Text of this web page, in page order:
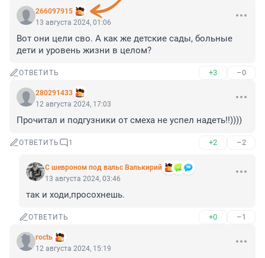
266097915
13 августа 2024, 01:06
Вот они цели сво. А как же детские сады, больные
дети и уровень жизни в целом?
ОТВЕТИТЬ +3 –0
280291433
12 августа 2024, 17:03
Прочитал и подгузники от смеха не успел надеть!!))))
ОТВЕТИТЬ 1 +2 –2
С шевроном под вальс Валькирий
13 августа 2024, 03:46
так и ходи,просохнешь.
ОТВЕТИТЬ +0 –1
гoсtь
12 августа 2024, 15:19